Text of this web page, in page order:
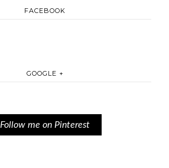
FACEBOOK
GOOGLE +
Follow me on Pinterest